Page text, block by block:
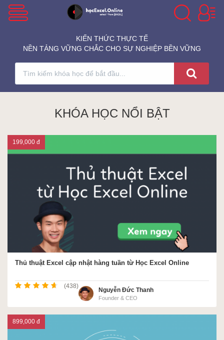
VBA Excel
Excel Kế Toán
Powerpoint
ACCA
Google Sheet
KIẾN THỨC THỰC TẾ
NỀN TẢNG VỮNG CHẮC CHO SỰ NGHIỆP BỀN VỮNG
KHÓA HỌC NỔI BẬT
Thủ thuật Excel cập nhật hàng tuần từ Học Excel Online
(438)
Nguyễn Đức Thanh
Founder & CEO
199,000 đ
899,000 đ